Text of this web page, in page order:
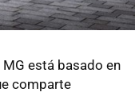
está basado en
comparte